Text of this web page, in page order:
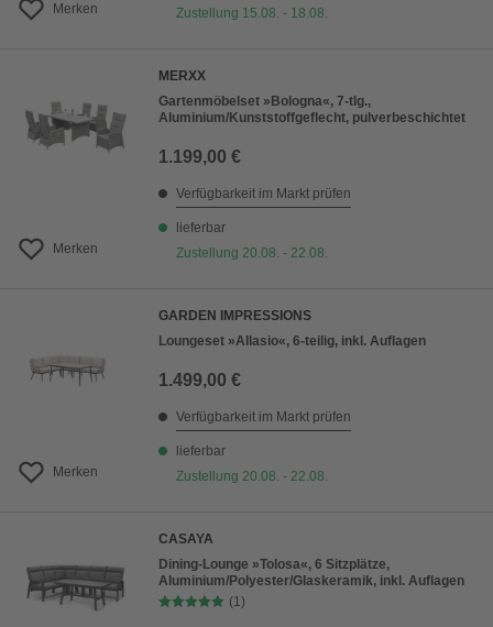
Merken
Zustellung 15.08. - 18.08.
Merken
MERXX
Gartenmöbelset »Bologna«, 7-tlg.,
Aluminium/Kunststoffgeflecht, pulverbeschichtet
1.199,00 €
Verfügbarkeit im Markt prüfen
lieferbar
Zustellung 20.08. - 22.08.
Merken
GARDEN IMPRESSIONS
Loungeset »Allasio«, 6-teilig, inkl. Auflagen
1.499,00 €
Verfügbarkeit im Markt prüfen
lieferbar
Zustellung 20.08. - 22.08.
CASAYA
Dining-Lounge »Tolosa«, 6 Sitzplätze,
Aluminium/Polyester/Glaskeramik, inkl. Auflagen
(1)